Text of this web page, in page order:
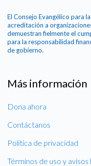
El Consejo Evangélico para
acreditación a
demuestran fielmente el
para la responsabilidad
de gobierno.
Más información
Dona ahora
Contáctanos
Política de privacidad
Términos de uso y avisos